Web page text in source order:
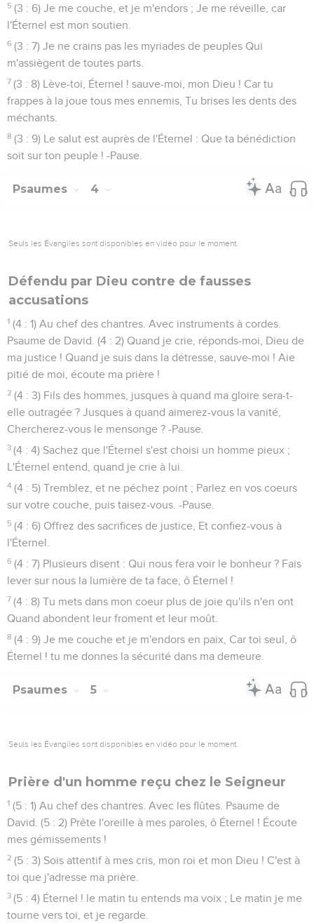
5 (3 : 6) Je me couche, et je m'endors ; Je me réveille, car
l'Éternel est mon soutien.
6 (3 : 7) Je ne crains pas les myriades de peuples Qui
m'assiègent de toutes parts.
7 (3 : 8) Lève-toi, Éternel ! sauve-moi, mon Dieu ! Car tu
frappes à la joue tous mes ennemis, Tu brises les dents des
méchants.
8 (3 : 9) Le salut est auprès de l'Éternel : Que ta bénédiction
soit sur ton peuple ! -Pause.
Psaumes 4
Seuls les Évangiles sont disponibles en vidéo pour le moment.
Défendu par Dieu contre de fausses
accusations
1 (4 : 1) Au chef des chantres. Avec instruments à cordes.
Psaume de David. (4 : 2) Quand je crie, réponds-moi, Dieu de
ma justice ! Quand je suis dans la détresse, sauve-moi ! Aie
pitié de moi, écoute ma prière !
2 (4 : 3) Fils des hommes, jusques à quand ma gloire sera-t-
elle outragée ? Jusques à quand aimerez-vous la vanité,
Chercherez-vous le mensonge ? -Pause.
3 (4 : 4) Sachez que l'Éternel s'est choisi un homme pieux ;
L'Éternel entend, quand je crie à lui.
4 (4 : 5) Tremblez, et ne péchez point ; Parlez en vos coeurs
sur votre couche, puis taisez-vous. -Pause.
5 (4 : 6) Offrez des sacrifices de justice, Et confiez-vous à
l'Éternel.
6 (4 : 7) Plusieurs disent : Qui nous fera voir le bonheur ? Fais
lever sur nous la lumière de ta face, ô Éternel !
7 (4 : 8) Tu mets dans mon coeur plus de joie qu'ils n'en ont
Quand abondent leur froment et leur moût.
8 (4 : 9) Je me couche et je m'endors en paix, Car toi seul, ô
Éternel ! tu me donnes la sécurité dans ma demeure.
Psaumes 5
Seuls les Évangiles sont disponibles en vidéo pour le moment.
Prière d'un homme reçu chez le Seigneur
1 (5 : 1) Au chef des chantres. Avec les flûtes. Psaume de
David. (5 : 2) Prête l'oreille à mes paroles, ô Éternel ! Écoute
mes gémissements !
2 (5 : 3) Sois attentif à mes cris, mon roi et mon Dieu ! C'est à
toi que j'adresse ma prière.
3 (5 : 4) Éternel ! le matin tu entends ma voix ; Le matin je me
tourne vers toi, et je regarde.